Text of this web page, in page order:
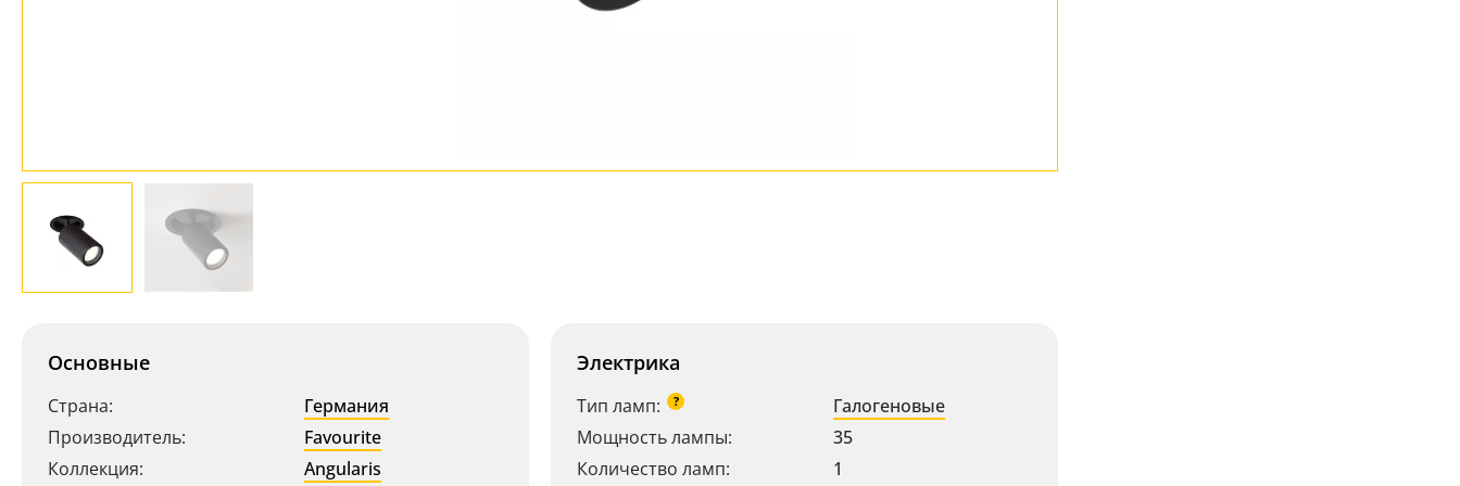
Основные
Страна:
Германия
Производитель:
Favourite
Коллекция:
Angularis
Электрика
Тип ламп: ?
Галогеновые
Мощность лампы:
35
Количество ламп:
1